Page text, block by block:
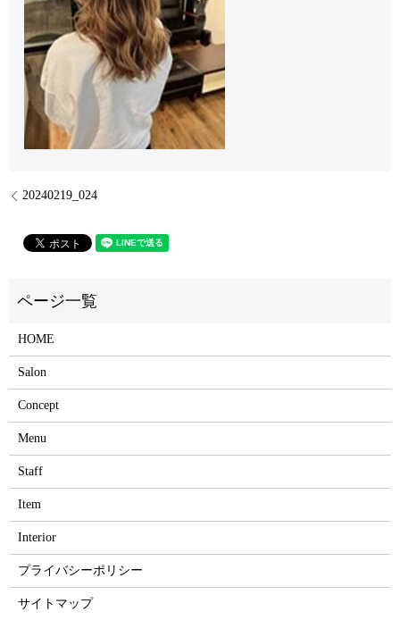
20240219_024
HOME
Salon
Concept
Menu
Staff
Item
Interior
プライバシーポリシー
サイトマップ